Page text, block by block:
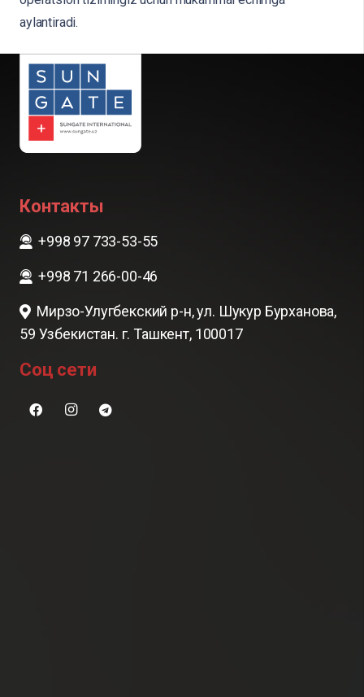
aylantiradi.
Контакты
+998 97 733-53-55
+998 71 266-00-46
Мирзо-Улугбекский р-н, ул. Шукур Бурханова,
59 Узбекистан. г. Ташкент, 100017
Соц сети